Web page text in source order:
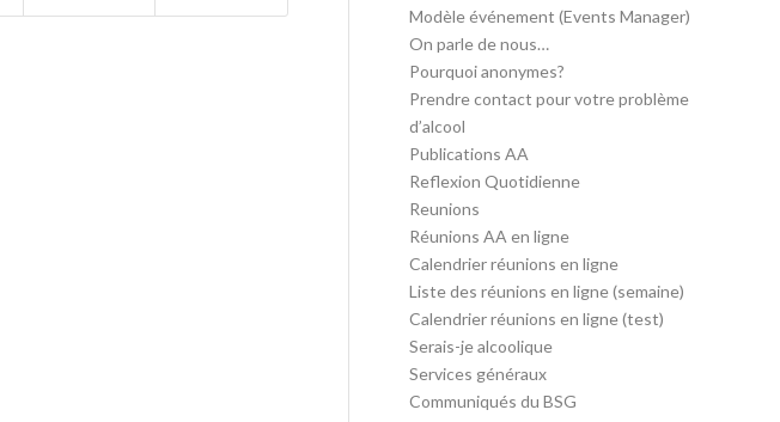
Modèle événement (Events Manager)
On parle de nous…
Pourquoi anonymes?
Prendre contact pour votre problème
d’alcool
Publications AA
Reflexion Quotidienne
Reunions
Réunions AA en ligne
Calendrier réunions en ligne
Liste des réunions en ligne (semaine)
Calendrier réunions en ligne (test)
Serais-je alcoolique
Services généraux
Communiqués du BSG